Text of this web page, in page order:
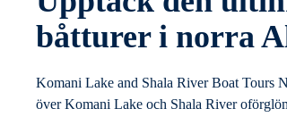
båtturer i norra
Komani Lake and Shala River Boat Tours
över Komani Lake och Shala River